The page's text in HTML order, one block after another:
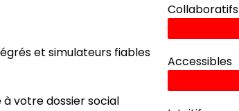
et simulateurs fiables
votre dossier social
Collaboratifs
Accessibles